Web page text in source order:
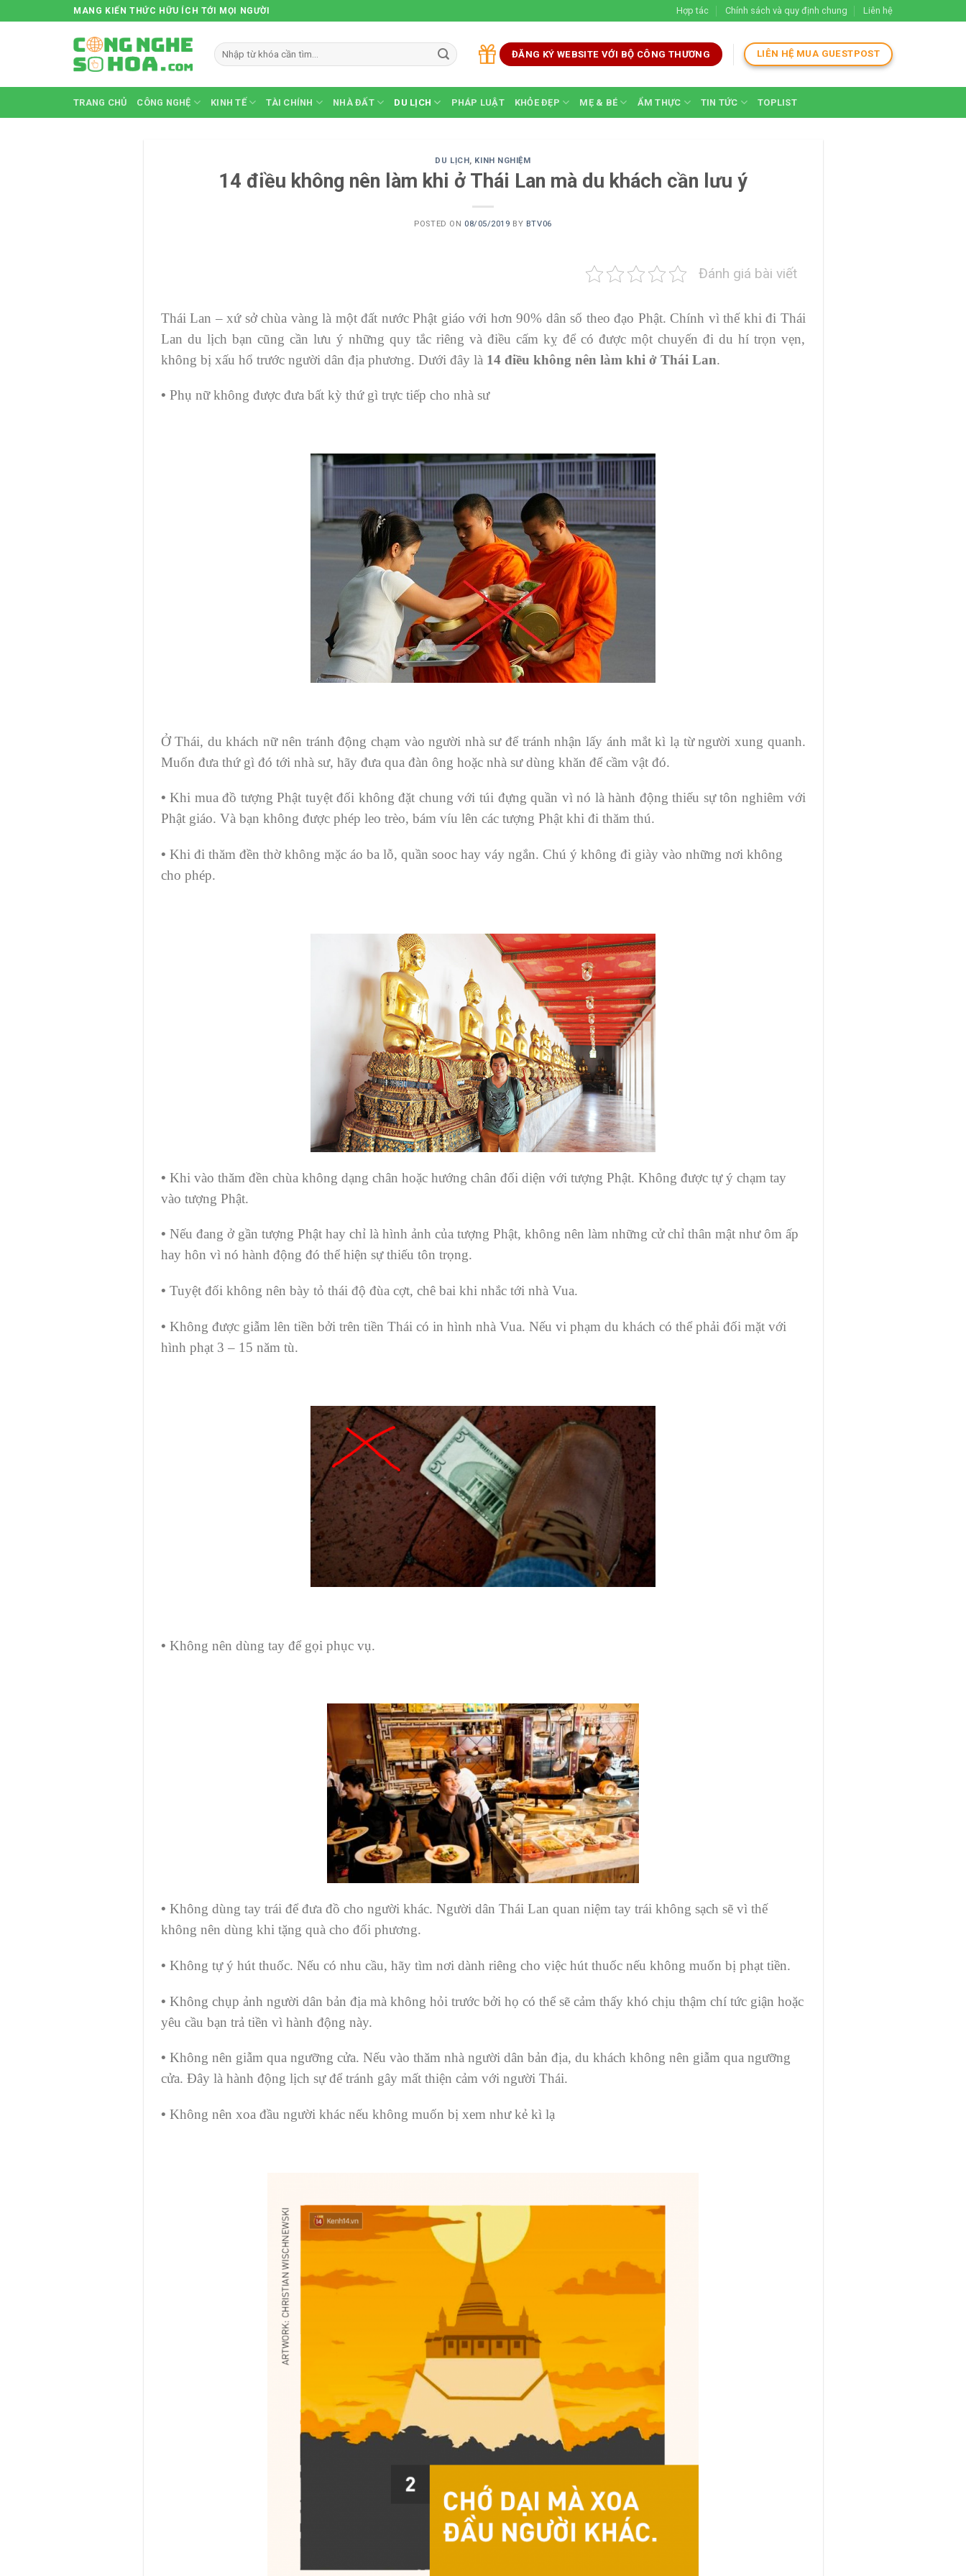
to
MANG KIẾN THỨC HỮU ÍCH TỚI MỌI NGƯỜI Hợp tác Chính sách và quy định chung Liên hệ
ĐĂNG KÝ WEBSITE VỚI BỘ CÔNG THƯƠNG LIÊN HỆ MUA GUESTPOST
TRANG CHỦ CÔNG NGHỆ KINH TẾ TÀI CHÍNH NHÀ ĐẤT DU LỊCH PHÁP LUẬT KHỎE ĐẸP MẸ & BÉ ẨM THỰC TIN TỨC TOPLIST
DU LỊCH, KINH NGHIỆM
14 điều không nên làm khi ở Thái Lan mà du khách cần lưu ý
POSTED ON 08/05/2019 BY BTV06
Đánh giá bài viết
Thái Lan – xứ sở chùa vàng là một đất nước Phật giáo với hơn 90% dân số theo đạo Phật. Chính vì thế khi đi Thái
Lan du lịch bạn cũng cần lưu ý những quy tắc riêng và điều cấm kỵ để có được một chuyến đi du hí trọn vẹn,
không bị xấu hổ trước người dân địa phương. Dưới đây là 14 điều không nên làm khi ở Thái Lan.
• Phụ nữ không được đưa bất kỳ thứ gì trực tiếp cho nhà sư
Ở Thái, du khách nữ nên tránh động chạm vào người nhà sư để tránh nhận lấy ánh mắt kì lạ từ người xung quanh.
Muốn đưa thứ gì đó tới nhà sư, hãy đưa qua đàn ông hoặc nhà sư dùng khăn để cầm vật đó.
•Khi mua đồ tượng Phật tuyệt đối không đặt chung với túi đựng quần vì nó là hành động thiếu sự tôn nghiêm với
Phật giáo. Và bạn không được phép leo trèo, bám víu lên các tượng Phật khi đi thăm thú.
• Khi đi thăm đền thờ không mặc áo ba lỗ, quần sooc hay váy ngắn. Chú ý không đi giày vào những nơi không
cho phép.
• Khi vào thăm đền chùa không dạng chân hoặc hướng chân đối diện với tượng Phật. Không được tự ý chạm tay
vào tượng Phật.
• Nếu đang ở gần tượng Phật hay chỉ là hình ảnh của tượng Phật, không nên làm những cử chỉ thân mật như ôm ấp
hay hôn vì nó hành động đó thể hiện sự thiếu tôn trọng.
• Tuyệt đối không nên bày tỏ thái độ đùa cợt, chê bai khi nhắc tới nhà Vua.
• Không được giẫm lên tiền bởi trên tiền Thái có in hình nhà Vua. Nếu vi phạm du khách có thể phải đối mặt với
hình phạt 3 – 15 năm tù.
• Không nên dùng tay để gọi phục vụ.
• Không dùng tay trái để đưa đồ cho người khác. Người dân Thái Lan quan niệm tay trái không sạch sẽ vì thế
không nên dùng khi tặng quà cho đối phương.
• Không tự ý hút thuốc. Nếu có nhu cầu, hãy tìm nơi dành riêng cho việc hút thuốc nếu không muốn bị phạt tiền.
• Không chụp ảnh người dân bản địa mà không hỏi trước bởi họ có thể sẽ cảm thấy khó chịu thậm chí tức giận hoặc
yêu cầu bạn trả tiền vì hành động này.
• Không nên giẫm qua ngưỡng cửa. Nếu vào thăm nhà người dân bản địa, du khách không nên giẫm qua ngưỡng
cửa. Đây là hành động lịch sự để tránh gây mất thiện cảm với người Thái.
• Không nên xoa đầu người khác nếu không muốn bị xem như kẻ kì lạ